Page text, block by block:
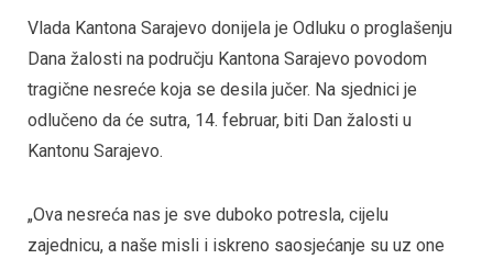
Vlada Kantona Sarajevo donijela je Odluku o proglašenju
Dana žalosti na području Kantona Sarajevo povodom
tragične nesreće koja se desila jučer. Na sjednici je
odlučeno da će sutra, 14. februar, biti Dan žalosti u
Kantonu Sarajevo.
„Ova nesreća nas je sve duboko potresla, cijelu
zajednicu, a naše misli i iskreno saosjećanje su uz one